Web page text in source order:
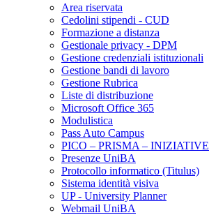
Area riservata
Cedolini stipendi - CUD
Formazione a distanza
Gestionale privacy - DPM
Gestione credenziali istituzionali
Gestione bandi di lavoro
Gestione Rubrica
Liste di distribuzione
Microsoft Office 365
Modulistica
Pass Auto Campus
PICO – PRISMA – INIZIATIVE
Presenze UniBA
Protocollo informatico (Titulus)
Sistema identità visiva
UP - University Planner
Webmail UniBA